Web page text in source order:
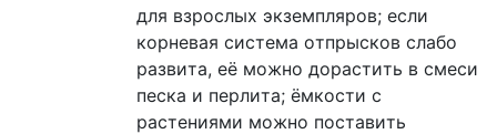
для взрослых экземпляров; если
корневая система отпрысков слабо
развита, её можно дорастить в смеси
песка и перлита; ёмкости с
растениями можно поставить